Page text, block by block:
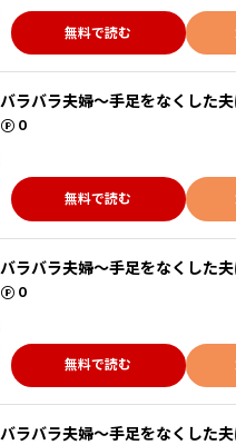
無料で読む
バラバラ夫婦～手足をなくした
0
無料で読む
バラバラ夫婦～手足をなくした
0
無料で読む
バラバラ夫婦～手足をなくした